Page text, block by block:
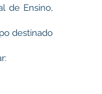
de Ensino,
destinado